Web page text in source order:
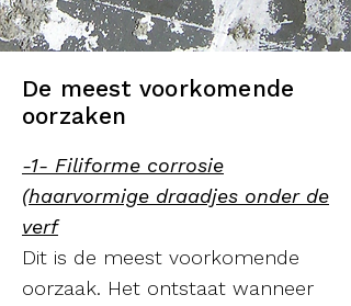
De meest voorkomende
oorzaken
-1- Filiforme corrosie
(haarvormige draadjes onder de
verf
Dit is de meest voorkomende
oorzaak. Het ontstaat wanneer